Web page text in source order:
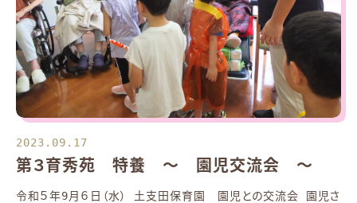
2023.09.17
第３育秀苑 特養 ～ 園児交流会 ～
令和５年9月６日（水） 土支田保育園 園児との交流会 園児さ